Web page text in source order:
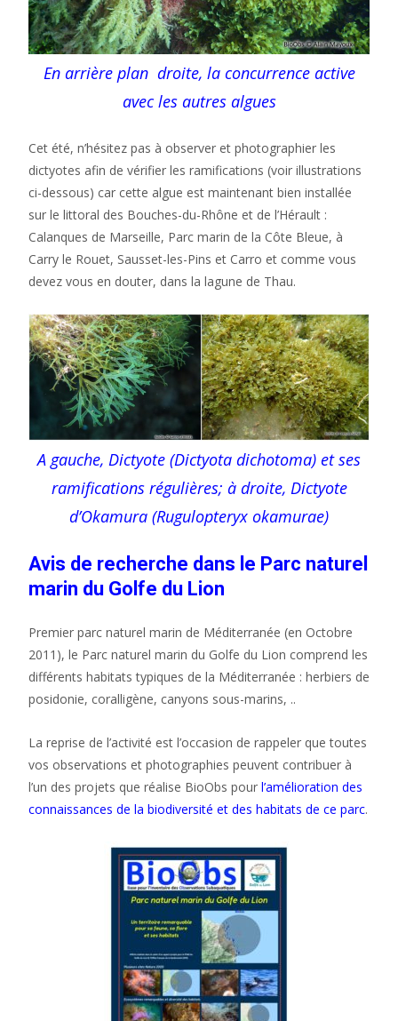
En arrière plan droite, la concurrence active
avec les autres algues
Cet été, n’hésitez pas à observer et photographier les
dictyotes afin de vérifier les ramifications (voir illustrations
ci-dessous) car cette algue est maintenant bien installée
sur le littoral des Bouches-du-Rhône et de l’Hérault :
Calanques de Marseille, Parc marin de la Côte Bleue, à
Carry le Rouet, Sausset-les-Pins et Carro et comme vous
devez vous en douter, dans la lagune de Thau.
A gauche, Dictyote (Dictyota dichotoma) et ses
ramifications régulières; à droite, Dictyote
d’Okamura (Rugulopteryx okamurae)
Avis de recherche dans le Parc naturel
marin du Golfe du Lion
Premier parc naturel marin de Méditerranée (en Octobre
2011), le Parc naturel marin du Golfe du Lion comprend les
différents habitats typiques de la Méditerranée : herbiers de
posidonie, coralligène, canyons sous-marins, ..
La reprise de l’activité est l’occasion de rappeler que toutes
vos observations et photographies peuvent contribuer à
l’un des projets que réalise BioObs pour l’amélioration des
connaissances de la biodiversité et des habitats de ce parc.